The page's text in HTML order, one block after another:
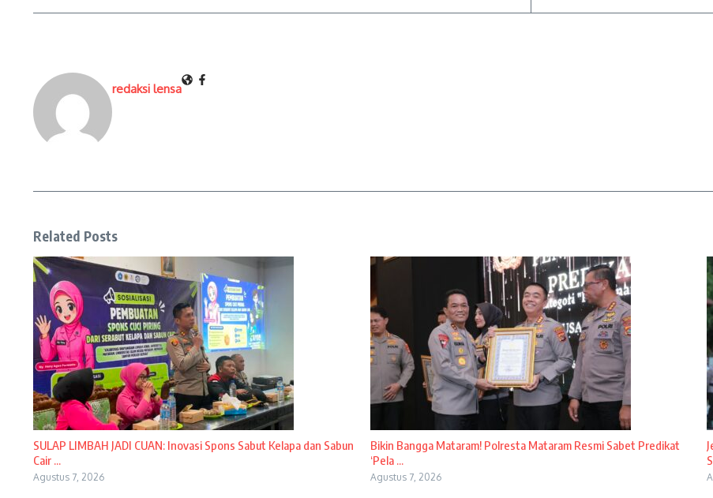
redaksi lensa
Related Posts
SULAP LIMBAH JADI CUAN: Inovasi Spons Sabut Kelapa dan Sabun
Cair ...
Agustus 7, 2026
Bikin Bangga Mataram! Polresta Mataram Resmi Sabet Predikat
‘Pela ...
Agustus 7, 2026